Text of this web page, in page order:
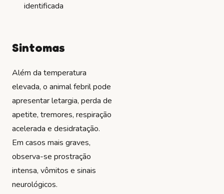
identificada
Sintomas
Além da temperatura
elevada, o animal febril pode
apresentar letargia, perda de
apetite, tremores, respiração
acelerada e desidratação.
Em casos mais graves,
observa-se prostração
intensa, vômitos e sinais
neurológicos.